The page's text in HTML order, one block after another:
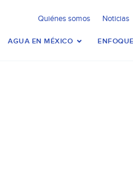
Quiénes somos Noticias
AGUA EN MÉXICO